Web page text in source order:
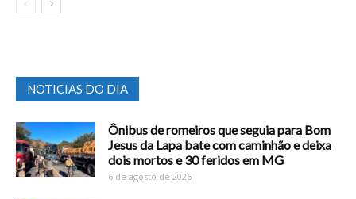
NOTICIAS DO DIA
Ônibus de romeiros que seguia para Bom
Jesus da Lapa bate com caminhão e deixa
dois mortos e 30 feridos em MG
6 de agosto de 2026